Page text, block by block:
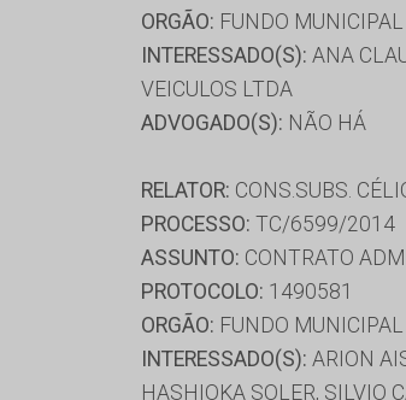
ORGÃO: FUNDO
INTERESSADO(S): ANA
VEICULOS LTDA
ADVOGADO(S): NÃO HÁ
RELATOR: CONS.SUBS.
PROCESSO: TC/6599/2014
ASSUNTO: CONTRATO
PROTOCOLO: 1490581
ORGÃO: FUNDO
INTERESSADO(S): ARION
HASHIOKA SOLER, SILVIO